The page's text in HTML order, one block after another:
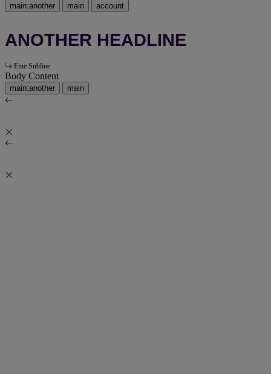
main:another main account
ANOTHER HEADLINE
Eine Subline
Body Content
main:another main